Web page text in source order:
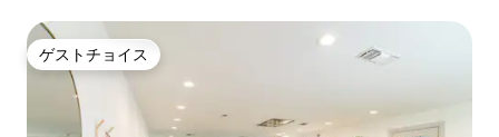
ゲストチョイス
ゲストチョイス